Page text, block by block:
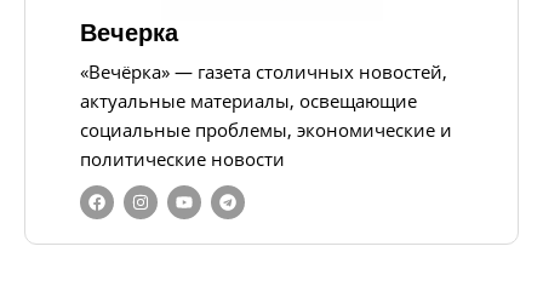
Вечерка
«Вечёрка» — газета столичных новостей,
актуальные материалы, освещающие
социальные проблемы, экономические и
политические новости